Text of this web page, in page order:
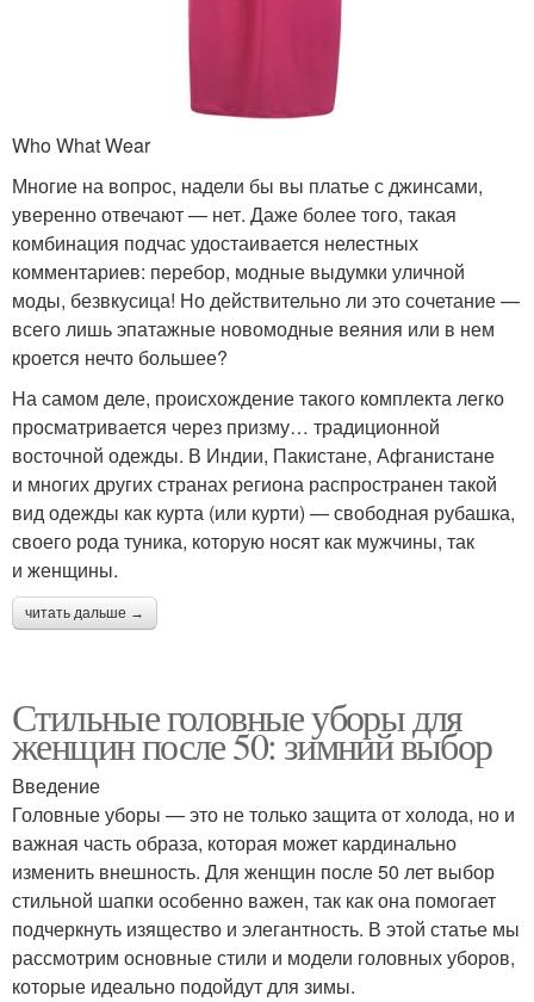
Who What Wear
Многие на вопрос, надели бы вы платье с джинсами,
уверенно отвечают — нет. Даже более того, такая
комбинация подчас удостаивается нелестных
комментариев: перебор, модные выдумки уличной
моды, безвкусица! Но действительно ли это сочетание —
всего лишь эпатажные новомодные веяния или в нем
кроется нечто большее?
На самом деле, происхождение такого комплекта легко
просматривается через призму… традиционной
восточной одежды. В Индии, Пакистане, Афганистане
и многих других странах региона распространен такой
вид одежды как курта (или курти) — свободная рубашка,
своего рода туника, которую носят как мужчины, так
и женщины.
читать дальше →
Стильные головные уборы для
женщин после 50: зимний выбор
Введение
Головные уборы — это не только защита от холода, но и
важная часть образа, которая может кардинально
изменить внешность. Для женщин после 50 лет выбор
стильной шапки особенно важен, так как она помогает
подчеркнуть изящество и элегантность. В этой статье мы
рассмотрим основные стили и модели головных уборов,
которые идеально подойдут для зимы.